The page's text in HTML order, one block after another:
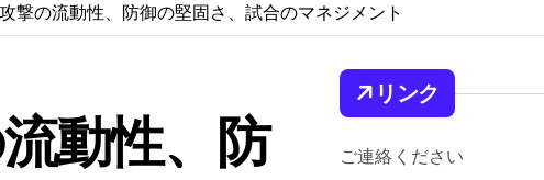
撃の流動性、防御の堅固さ、試合のマネジメント
動性、防
リンク
ご連絡ください